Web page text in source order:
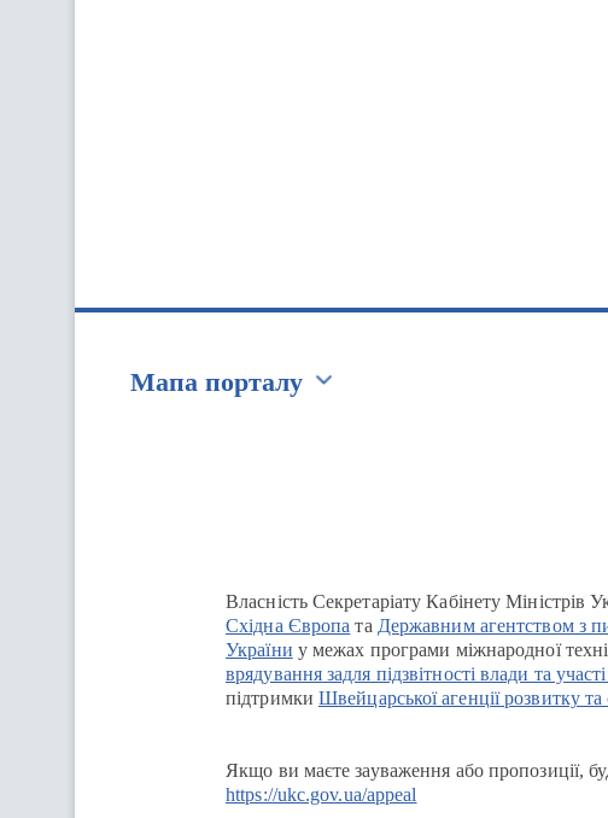
Мапа порталу
Власність Секретаріату Кабінету Міністрів
Східна Європа та Державним агентством з
України у межах програми міжнародної
врядування задля підзвітності влади та
підтримки Швейцарської агенції розвитку та
Якщо ви маєте зауваження або пропозиції,
https://ukc.gov.ua/appeal